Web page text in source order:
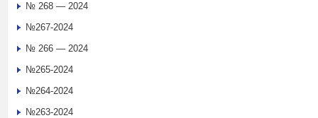
№ 268 — 2024
№267-2024
№ 266 — 2024
№265-2024
№264-2024
№263-2024